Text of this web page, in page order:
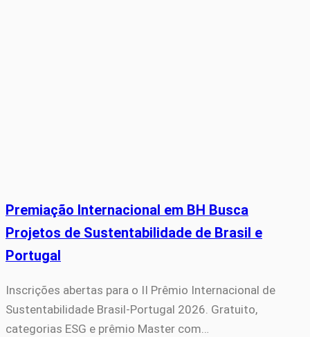
Premiação Internacional em BH Busca
Projetos de Sustentabilidade de Brasil e
Portugal
Inscrições abertas para o II Prêmio Internacional de
Sustentabilidade Brasil-Portugal 2026. Gratuito,
categorias ESG e prêmio Master com…